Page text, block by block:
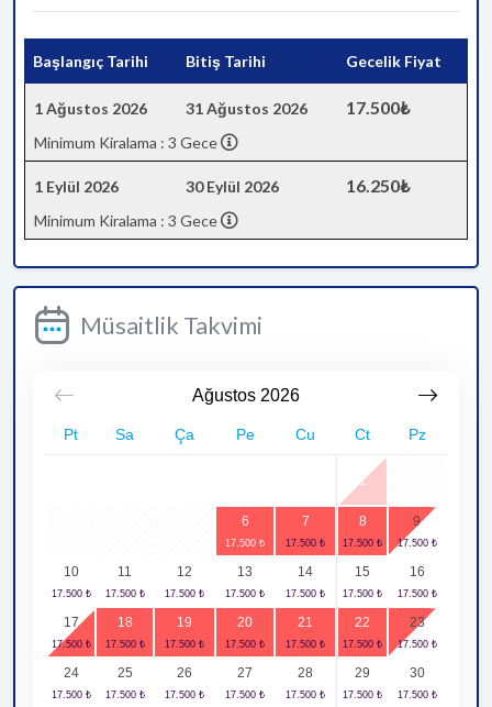
Başlangıç Tarihi Bitiş Tarihi Gecelik Fiyat
1 Ağustos 2026 31 Ağustos 2026 17.500₺
Minimum Kiralama : 3 Gece
1 Eylül 2026 30 Eylül 2026 16.250₺
Minimum Kiralama : 3 Gece
Müsaitlik Takvimi
Ağustos 2026
Pt Sa Ça Pe Cu Ct Pz
1
6 7 8 9
10 11 12 13 14 15 16
17 18 19 20 21 22 23
24 25 26 27 28 29 30